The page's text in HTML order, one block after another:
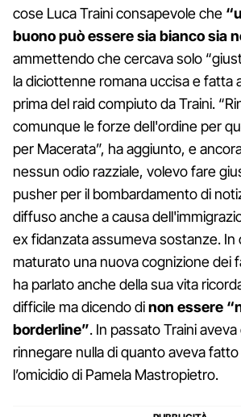
cose Luca Traini consapevole che
buono può essere sia bianco sia
ammettendo che cercava solo
la diciottenne romana uccisa e fatta
prima del raid compiuto da Traini.
comunque le forze dell'ordine per
per Macerata”, ha aggiunto, e
nessun odio razziale, volevo fare
pusher per il bombardamento di
diffuso anche a causa
ex fidanzata assumeva sostanze. In
maturato una nuova cognizione dei
ha parlato anche della sua vita
difficile ma dicendo dinon essere
borderline”. In passato Traini
rinnegare nulla di quanto aveva
l’omicidio di Pamela Mastropietro.